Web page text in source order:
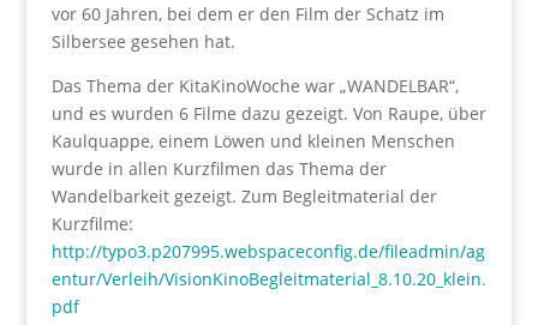
vor 60 Jahren, bei dem er den Film der Schatz im
Silbersee gesehen hat.
Das Thema der KitaKinoWoche war „WANDELBAR“,
und es wurden 6 Filme dazu gezeigt. Von Raupe, über
Kaulquappe, einem Löwen und kleinen Menschen
wurde in allen Kurzfilmen das Thema der
Wandelbarkeit gezeigt. Zum Begleitmaterial der
Kurzfilme:
http://typo3.p207995.webspaceconfig.de/fileadmin/ag
entur/Verleih/VisionKinoBegleitmaterial_8.10.20_klein.
pdf